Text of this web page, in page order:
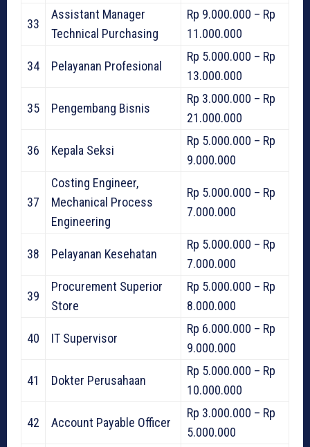
33
Assistant Manager
Technical Purchasing
Rp 9.000.000 – Rp
11.000.000
34 Pelayanan Profesional
Rp 5.000.000 – Rp
13.000.000
35 Pengembang Bisnis
Rp 3.000.000 – Rp
21.000.000
36 Kepala Seksi
Rp 5.000.000 – Rp
9.000.000
37
Costing Engineer,
Mechanical Process
Engineering
Rp 5.000.000 – Rp
7.000.000
38 Pelayanan Kesehatan
Rp 5.000.000 – Rp
7.000.000
39
Procurement Superior
Store
Rp 5.000.000 – Rp
8.000.000
40 IT Supervisor
Rp 6.000.000 – Rp
9.000.000
41 Dokter Perusahaan
Rp 5.000.000 – Rp
10.000.000
42 Account Payable Officer
Rp 3.000.000 – Rp
5.000.000